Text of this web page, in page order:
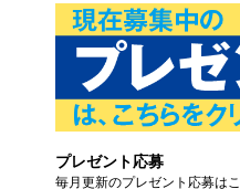
プレゼント応募
毎月更新のプレゼント応募は